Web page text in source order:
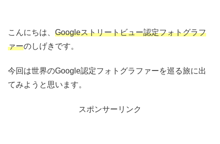
こんにちは、 Googleストリートビュー認定フォトグラフ
ァーのしげきです。
今回は世界のGoogle認定フォトグラファーを巡る旅に出
てみようと思います。
スポンサーリンク